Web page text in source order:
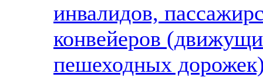
инвалидов,
конвейеров
пешеходных